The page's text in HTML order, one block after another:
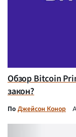
Обзор Bitcoin
закон?
По Джейсон Конор